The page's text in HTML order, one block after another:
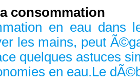
consommation
en eau dans
les mains, peut
quelques astuces
en eau.Le